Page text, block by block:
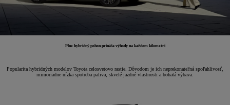
Plne hybridný pohon prináša výhody na každom kilometri
Popularita hybridných modelov Toyota celosvetovo rastie. Dôvodom je ich neprekonateľná spoľahlivosť,
mimoriadne nízka spotreba paliva, skvelé jazdné vlastnosti a bohatá výbava.